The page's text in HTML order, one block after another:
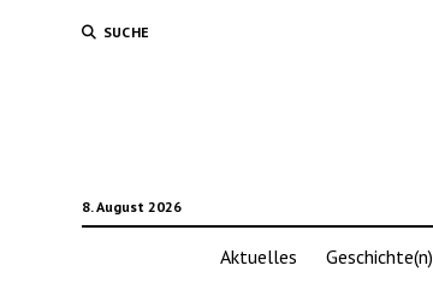
SUCHE
8. August 2026
Aktuelles Geschichte(n)